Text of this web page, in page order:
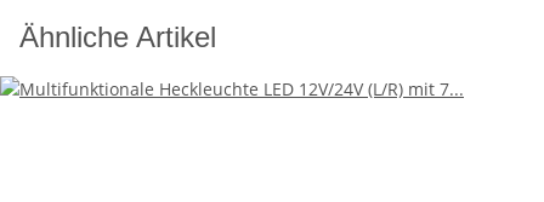
Ähnliche Artikel